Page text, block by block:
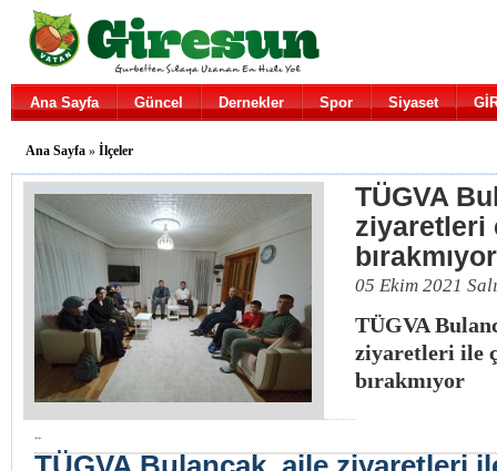
Ana Sayfa Güncel Dernekler Spor Siyaset
Ana Sayfa » İlçeler
TÜGVA
ziyaretleri
bırakmıyor
05 Ekim 2021
TÜGVA
ziyaretleri ile
bırakmıyor